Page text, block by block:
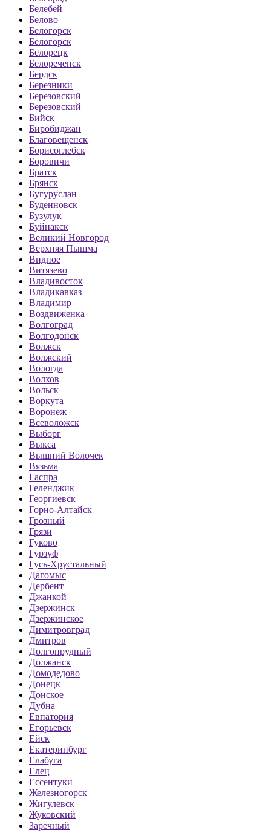
Белебей
Белово
Белогорск
Белогорск
Белорецк
Белореченск
Бердск
Березники
Березовский
Березовский
Бийск
Биробиджан
Благовещенск
Борисоглебск
Боровичи
Братск
Брянск
Бугуруслан
Буденновск
Бузулук
Буйнакск
Великий Новгород
Верхняя Пышма
Видное
Витязево
Владивосток
Владикавказ
Владимир
Воздвиженка
Волгоград
Волгодонск
Волжск
Волжский
Вологда
Волхов
Вольск
Воркута
Воронеж
Всеволожск
Выборг
Выкса
Вышний Волочек
Вязьма
Гаспра
Геленджик
Георгиевск
Горно-Алтайск
Грозный
Грязи
Гуково
Гурзуф
Гусь-Хрустальный
Дагомыс
Дербент
Джанкой
Дзержинск
Дзержинское
Димитровград
Дмитров
Долгопрудный
Должанск
Домодедово
Донецк
Донское
Дубна
Евпатория
Егорьевск
Ейск
Екатеринбург
Елабуга
Елец
Ессентуки
Железногорск
Жигулевск
Жуковский
Заречный